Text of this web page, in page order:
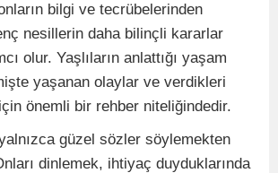
bilgi ve tecrübelerinden
nesillerin daha bilinçli kararlar
olur. Yaşlıların anlattığı yaşam
yaşanan olaylar ve verdikleri
önemli bir rehber niteliğindedir.
güzel sözler söylemekten
dinlemek, ihtiyaç duyduklarında